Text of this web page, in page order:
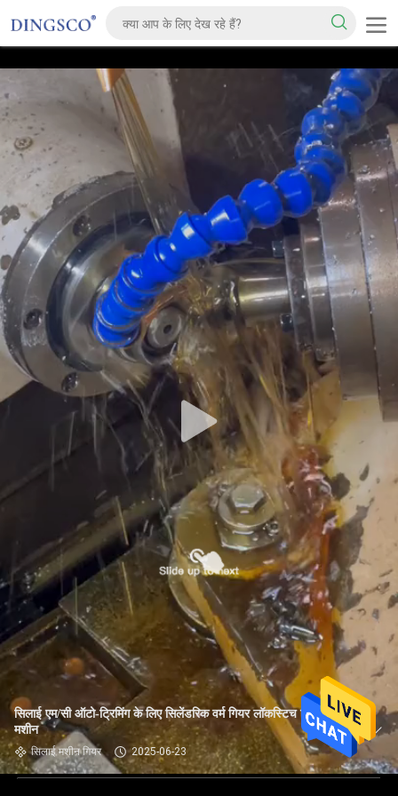
सिलाई एम/सी ऑटो-ट्रिमिंग के लिए सिलेंडरिक वर्म गियर लॉकस्टिच सिलाई
मशीन
सिलाई मशीन गियर 2025-06-23